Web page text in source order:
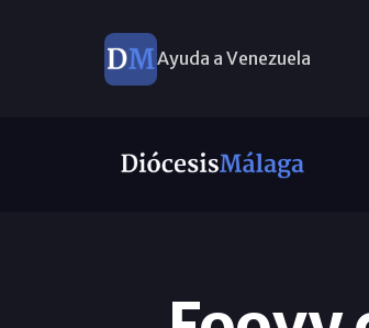
Ayuda a Venezuela